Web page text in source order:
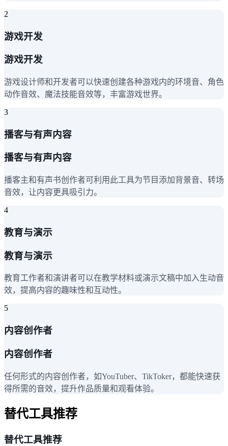
2
游戏开发
游戏开发
游戏设计师和开发者可以快速创建各种游戏内的环境音、角色
动作音效、魔法技能音效等，丰富游戏世界。
3
播客与有声内容
播客与有声内容
播客主和有声书创作者可利用此工具为节目添加背景音、转场
音效，让内容更具吸引力。
4
教育与演示
教育与演示
教育工作者和演讲者可以在教学材料或演示文稿中加入生动音
效，提高内容的趣味性和互动性。
5
内容创作者
内容创作者
任何形式的内容创作者，如YouTuber、TikToker，都能快速获
得所需的音效，提升作品质量和观看体验。
替代工具推荐
替代工具推荐